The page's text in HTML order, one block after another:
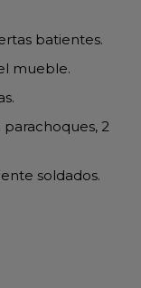
batientes.
mueble.
2
soldados.